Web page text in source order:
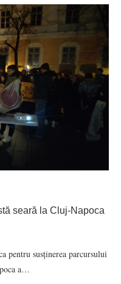
seară la Cluj-Napoca
pentru susținerea parcursului
a…